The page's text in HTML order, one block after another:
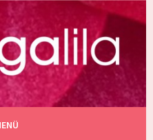
PRENZLAUER BERG